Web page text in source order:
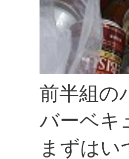
前半組の
バーベキ
まずはい